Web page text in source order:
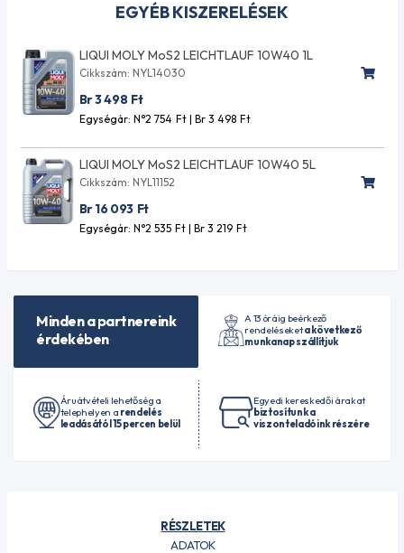
EGYÉB KISZERELÉSEK
LIQUI MOLY MoS2 LEICHTLAUF 10W40 1L
Cikkszám: NYL14030
Br 3 498 Ft
Egységár: N°2 754 Ft| Br 3 498 Ft
LIQUI MOLY MoS2 LEICHTLAUF 10W40 5L
Cikkszám: NYL11152
Br 16 093 Ft
Egységár: N°2 535 Ft| Br 3 219 Ft
Minden a partnereink
érdekében
A 13 óráig beérkező
rendeléseketa következő
munkanap szállítjuk
Áruátvételi lehetőség a
telephelyen a rendelés
leadásától 15 percen belül
Egyedi kereskedői árakat
biztosítunk a
viszonteladóink részére
RÉSZLETEK
ADATOK